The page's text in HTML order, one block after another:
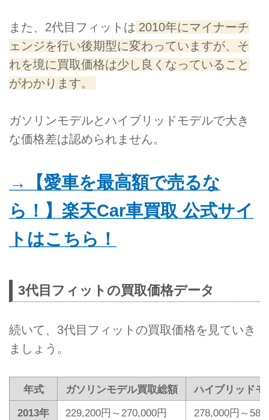
また、2代目フィットは 2010年にマイナーチ
ェンジを行い後期型に変わっていますが、そ
れを境に買取価格は少し良くなっていること
がわかります。
ガソリンモデルとハイブリッドモデルで大き
な価格差は認められません。
→【愛車を最高額で売るな
ら！】楽天Car車買取 公式サイ
トはこちら！
3代目フィットの買取価格データ
続いて、3代目フィットの買取価格を見ていき
ましょう。
年式 ガソリンモデル買取総額
ハイブリッドモ
2013年
229,200円～270,000円
278,000円～